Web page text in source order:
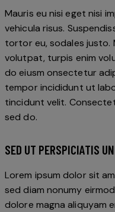
Mauris eu nisi eget nisi
vehicula risus.
tortor eu, sodales justo.
volutpat, turpis enim
do eiusm onsectetur
tempor incididunt ut
tincidunt velit.
sed do.
SED UT PERSPICIATIS
Lorem ipsum dolor sit
sed diam nonumy
dolore magna aliquyam